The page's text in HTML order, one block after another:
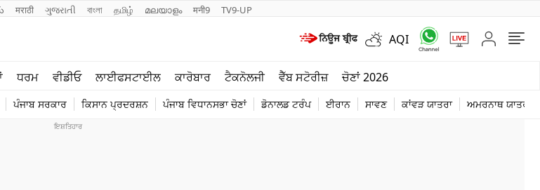
मराठी ગુજરાતી বাংলা தமிழ் മലയാളം मनी9 TV9-UP
AQI
ਧਰਮ ਵੀਡੀਓ ਲਾਈਫਸਟਾਈਲ ਕਾਰੋਬਾਰ ਟੈਕਨੋਲਜੀ ਵੈੱਬ ਸਟੋਰੀਜ਼ ਚੋਣਾਂ 2026
ਪੰਜਾਬ ਸਰਕਾਰ ਕਿਸਾਨ ਪ੍ਰਦਰਸ਼ਨ ਪੰਜਾਬ ਵਿਧਾਨਸਭਾ ਚੋਣਾਂ ਡੋਨਾਲਡ ਟਰੰਪ ਈਰਾਨ ਸਾਵਣ ਕਾਂਵੜ ਯਾਤਰਾ ਅਮਰਨਾਥ ਯਾਤਰਾ
ਟੈਕਨੋਲਜੀ
ਦੁਨੀਆ